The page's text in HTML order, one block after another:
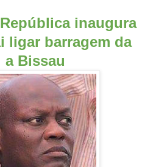
inaugura
ligar barragem da
a Bissau